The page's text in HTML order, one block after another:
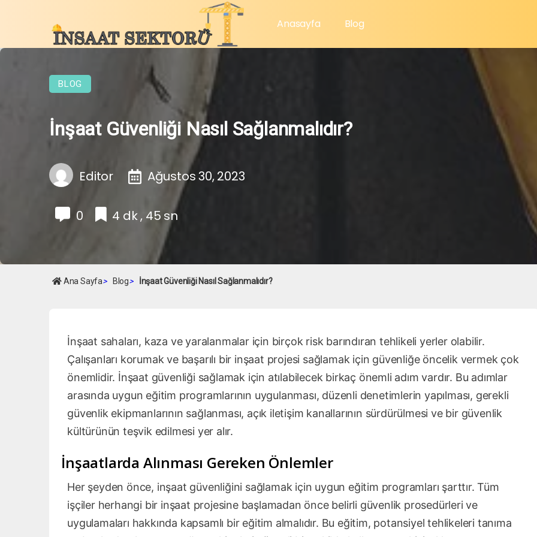
Anasayfa Blog
BLOG
İnşaat Güvenliği Nasıl Sağlanmalıdır?
Editor Ağustos 30, 2023
0 4 dk , 45 sn
Ana Sayfa> Blog> İnşaat Güvenliği Nasıl Sağlanmalıdır?
İnşaat sahaları, kaza ve yaralanmalar için birçok risk barındıran tehlikeli yerler olabilir.
Çalışanları korumak ve başarılı bir inşaat projesi sağlamak için güvenliğe öncelik vermek çok
önemlidir. İnşaat güvenliği sağlamak için atılabilecek birkaç önemli adım vardır. Bu adımlar
arasında uygun eğitim programlarının uygulanması, düzenli denetimlerin yapılması, gerekli
güvenlik ekipmanlarının sağlanması, açık iletişim kanallarının sürdürülmesi ve bir güvenlik
kültürünün teşvik edilmesi yer alır.
İnşaatlarda Alınması Gereken Önlemler
Her şeyden önce, inşaat güvenliğini sağlamak için uygun eğitim programları şarttır. Tüm
işçiler herhangi bir inşaat projesine başlamadan önce belirli güvenlik prosedürleri ve
uygulamaları hakkında kapsamlı bir eğitim almalıdır. Bu eğitim, potansiyel tehlikeleri tanıma